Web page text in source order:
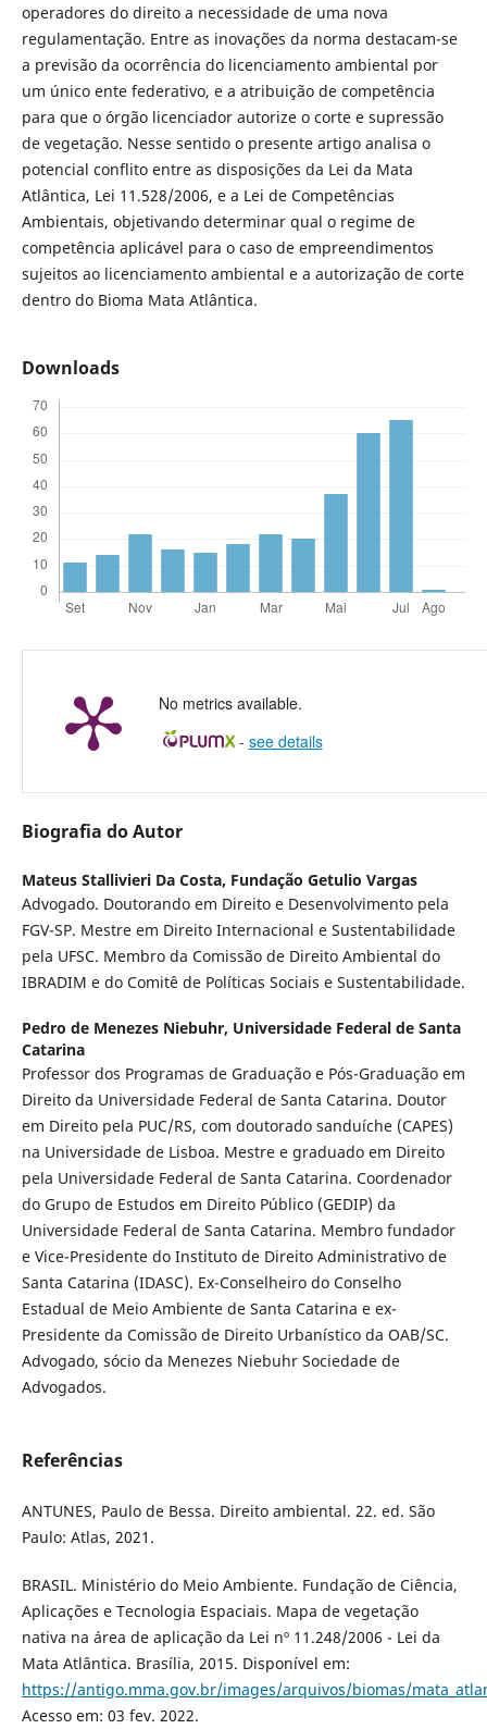
operadores do direito a necessidade de uma nova
regulamentação. Entre as inovações da norma destacam-se
a previsão da ocorrência do licenciamento ambiental por
um único ente federativo, e a atribuição de competência
para que o órgão licenciador autorize o corte e supressão
de vegetação. Nesse sentido o presente artigo analisa o
potencial conflito entre as disposições da Lei da Mata
Atlântica, Lei 11.528/2006, e a Lei de Competências
Ambientais, objetivando determinar qual o regime de
competência aplicável para o caso de empreendimentos
sujeitos ao licenciamento ambiental e a autorização de corte
dentro do Bioma Mata Atlântica.
Downloads
No metrics available.
- see details
Biografia do Autor
Mateus Stallivieri Da Costa, Fundação Getulio Vargas
Advogado. Doutorando em Direito e Desenvolvimento pela
FGV-SP. Mestre em Direito Internacional e Sustentabilidade
pela UFSC. Membro da Comissão de Direito Ambiental do
IBRADIM e do Comitê de Políticas Sociais e Sustentabilidade.
Pedro de Menezes Niebuhr, Universidade Federal de Santa
Catarina
Professor dos Programas de Graduação e Pós-Graduação em
Direito da Universidade Federal de Santa Catarina. Doutor
em Direito pela PUC/RS, com doutorado sanduíche (CAPES)
na Universidade de Lisboa. Mestre e graduado em Direito
pela Universidade Federal de Santa Catarina. Coordenador
do Grupo de Estudos em Direito Público (GEDIP) da
Universidade Federal de Santa Catarina. Membro fundador
e Vice-Presidente do Instituto de Direito Administrativo de
Santa Catarina (IDASC). Ex-Conselheiro do Conselho
Estadual de Meio Ambiente de Santa Catarina e ex-
Presidente da Comissão de Direito Urbanístico da OAB/SC.
Advogado, sócio da Menezes Niebuhr Sociedade de
Advogados.
Referências
ANTUNES, Paulo de Bessa. Direito ambiental. 22. ed. São
Paulo: Atlas, 2021.
BRASIL. Ministério do Meio Ambiente. Fundação de Ciência,
Aplicações e Tecnologia Espaciais. Mapa de vegetação
nativa na área de aplicação da Lei nº 11.248/2006 - Lei da
Mata Atlântica. Brasília, 2015. Disponível em:
https://antigo.mma.gov.br/images/arquivos/biomas/
Acesso em: 03 fev. 2022.